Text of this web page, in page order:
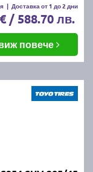
| Доставка от 1 до 2 дни
/ 588.70 лв.
повече